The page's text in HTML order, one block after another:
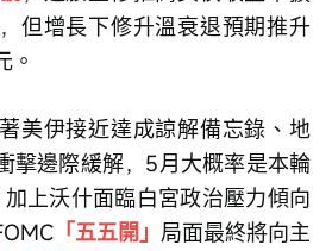
但增長下修升溫衰退預期推升
。
美伊接近達成諒解備忘錄、地
擊邊際緩解，5月大概率是本輪
上沃什面臨白宮政治壓力傾向
「五五開」 局面最終將向主